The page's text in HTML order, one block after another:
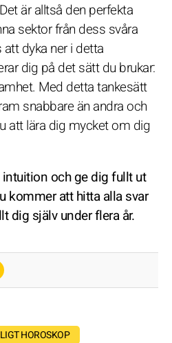
är alltså den perfekta
sektor från dess svåra
dyka ner i detta
dig på det sätt du brukar:
Med detta tankesätt
snabbare än andra och
att lära dig mycket om dig
och ge dig fullt ut
kommer att hitta alla svar
dig själv under flera år.
HOROSKOP